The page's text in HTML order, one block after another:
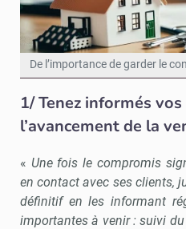
De l’importance de garder le
1/ Tenez informés
l’avancement de la
« Une fois le compromis
en contact avec ses clients,
définitif en les informant
importantes à venir : suivi